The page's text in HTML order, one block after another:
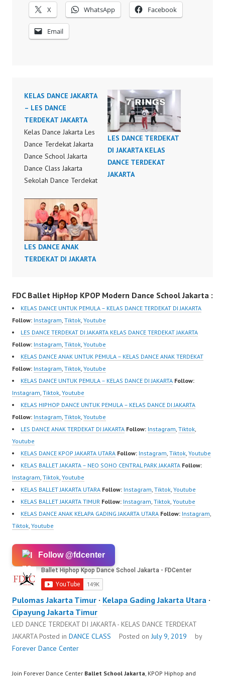
X WhatsApp Facebook
Email
KELAS DANCE JAKARTA
– LES DANCE
TERDEKAT JAKARTA
Kelas Dance Jakarta Les
Dance Terdekat Jakarta
Dance School Jakarta
Dance Class Jakarta
Sekolah Dance Terdekat
That's What I Like Dance
Choreography Video
Official Video Dance
Indonesia by Aksomoz
https://www.tiktok.com/
@fdcenter Youtube:
https://www.youtube.co
m/FDCenter?
sub_confirmation=1
Website:
https://ForeverDanceCe
nter.com/ Forever
Dance Center Ballet
Hiphop Kpop…
LES DANCE TERDEKAT
DI JAKARTA KELAS
DANCE TERDEKAT
JAKARTA
LES DANCE ANAK
TERDEKAT DI JAKARTA
FDC Ballet HipHop KPOP Modern Dance School Jakarta :
KELAS DANCE UNTUK PEMULA – KELAS DANCE TERDEKAT DI JAKARTA
Follow: Instagram Tiktok Youtube
LES DANCE TERDEKAT DI JAKARTA KELAS DANCE TERDEKAT JAKARTA
Follow: Instagram Tiktok Youtube
KELAS DANCE ANAK UNTUK PEMULA – KELAS DANCE ANAK TERDEKAT
Follow: Instagram Tiktok Youtube
KELAS DANCE UNTUK PEMULA – KELAS DANCE DI JAKARTA Follow:
Instagram Tiktok Youtube
KELAS HIPHOP DANCE UNTUK PEMULA – KELAS DANCE DI JAKARTA
Follow: Instagram Tiktok Youtube
LES DANCE ANAK TERDEKAT DI JAKARTA Follow: Instagram Tiktok
Youtube
KELAS DANCE KPOP JAKARTA UTARA Follow: Instagram Tiktok Youtube
KELAS BALLET JAKARTA – NEO SOHO CENTRAL PARK JAKARTA Follow:
Instagram Tiktok Youtube
KELAS BALLET JAKARTA UTARA Follow: Instagram Tiktok Youtube
KELAS BALLET JAKARTA TIMUR Follow: Instagram Tiktok Youtube
KELAS DANCE ANAK KELAPA GADING JAKARTA UTARA Follow: Instagram
Tiktok Youtube
Follow @fdcenter
Pulomas Jakarta Timur · Kelapa Gading Jakarta Utara ·
Cipayung Jakarta Timur
LED DANCE TERDEKAT DI JAKARTA - KELAS DANCE TERDEKAT
JAKARTAPosted in DANCE CLASS Posted onJuly 9, 2019
by
Forever Dance Center
Join Forever Dance Center Ballet School Jakarta , KPOP Hiphop and